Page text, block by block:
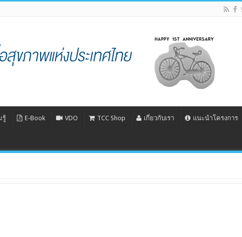
รู้ E-Book VDO TCC Shop เกี่ยวกับเรา แนะนำโครงการ